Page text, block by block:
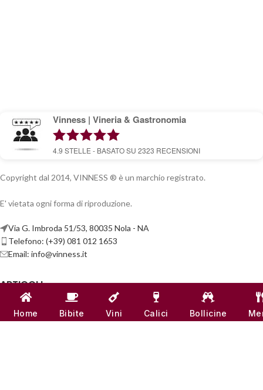
Vinness | Vineria & Gastronomia
4.9 STELLE - BASATO SU 2323 RECENSIONI
Copyright dal 2014, VINNESS ® è un marchio registrato.
E' vietata ogni forma di riproduzione.
Via G. Imbroda 51/53, 80035 Nola - NA
Telefono: (+39) 081 012 1653
Email: info@vinness.it
ARTICOLI
INFO & CONTATTI
Home Bibite Vini Calici Bollicine